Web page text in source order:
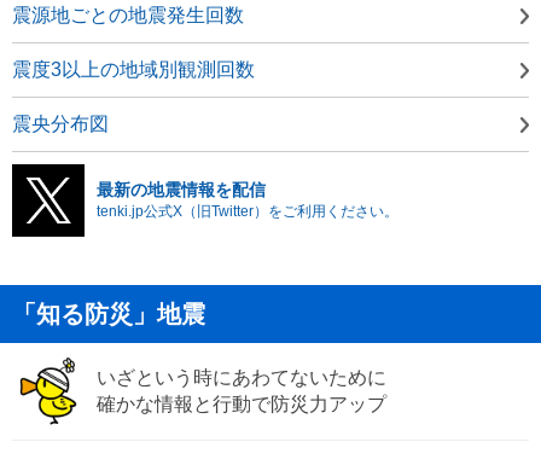
震源地ごとの地震発生回数
震度3以上の地域別観測回数
震央分布図
最新の地震情報を配信
tenki.jp公式X（旧Twitter）をご利用ください。
「知る防災」地震
いざという時にあわてないために
確かな情報と行動で防災力アップ